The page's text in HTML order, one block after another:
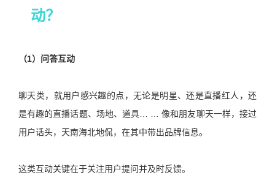
动？
（1）问答互动
聊天类，就用户感兴趣的点，无论是明星、还是直播红人，还
是有趣的直播话题、场地、道具… … 像和朋友聊天一样，接过
用户话头，天南海北地侃，在其中带出品牌信息。
这类互动关键在于关注用户提问并及时反馈。